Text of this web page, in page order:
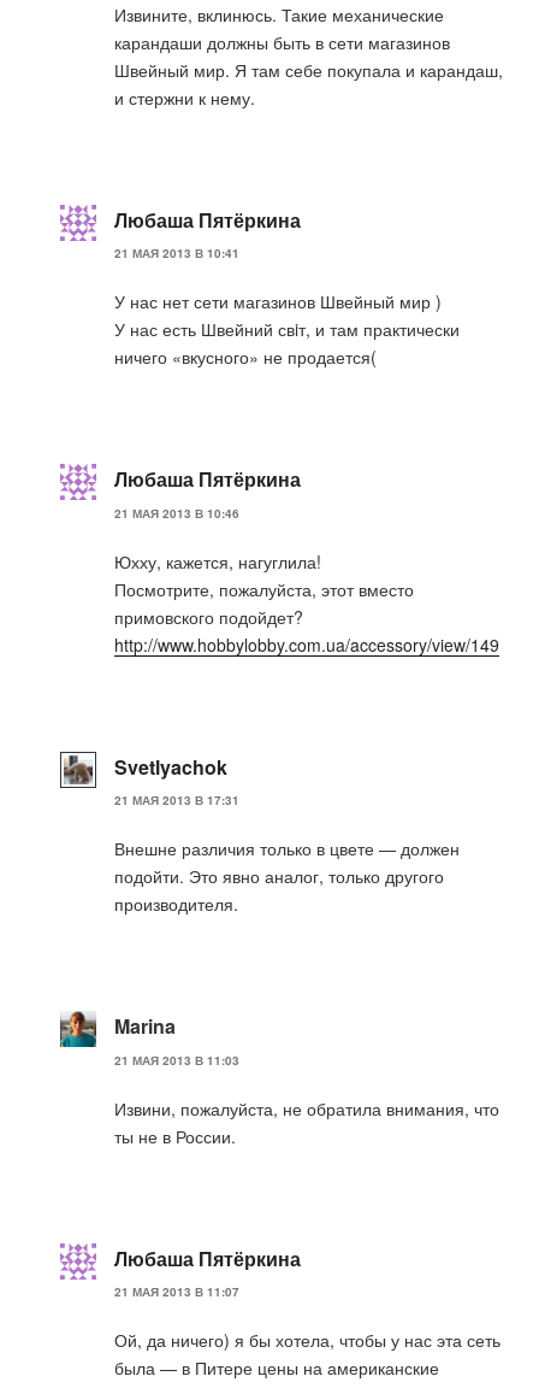
Извините, вклинюсь. Такие механические
карандаши должны быть в сети магазинов
Швейный мир. Я там себе покупала и карандаш,
и стержни к нему.
Любаша Пятёркина
21 МАЯ 2013 В 10:41
У нас нет сети магазинов Швейный мир )
У нас есть Швейний свiт, и там практически
ничего «вкусного» не продается(
Любаша Пятёркина
21 МАЯ 2013 В 10:46
Юхху, кажется, нагуглила!
Посмотрите, пожалуйста, этот вместо
примовского подойдет?
http://www.hobbylobby.com.ua/accessory/view/149
Svetlyachok
21 МАЯ 2013 В 17:31
Внешне различия только в цвете — должен
подойти. Это явно аналог, только другого
производителя.
Marina
21 МАЯ 2013 В 11:03
Извини, пожалуйста, не обратила внимания, что
ты не в России.
Любаша Пятёркина
21 МАЯ 2013 В 11:07
Ой, да ничего) я бы хотела, чтобы у нас эта сеть
была — в Питере цены на американские